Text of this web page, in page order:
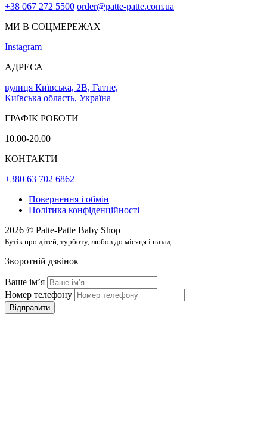
+38 067 272 5500 order@patte-patte.com.ua
МИ В СОЦМЕРЕЖАХ
Instagram
АДРЕСА
вулиця Київська, 2В, Гатне,
Київська область, Україна
ГРАФІК РОБОТИ
10.00-20.00
КОНТАКТИ
+380 63 702 6862
Повернення і обмін
Політика конфіденційності
2026 © Patte-Patte Baby Shop
Бутік про дітей, турботу, любов до місяця і назад
Зворотній дзвінок
Ваше імʼя
Номер телефону
Відправити